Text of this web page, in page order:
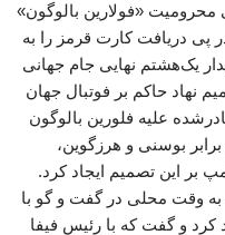
محرومیت «فولارین بالوگون»
پی دریافت کارت قرمز را به
یک‌هشتم نهایی جام جهانی
نهاد حاکم بر فوتبال جهان
علیه فلورین بالوگون
بوسنی و هرزگوین،
بر این تصمیم ایجاد کرد.
به وقت محلی در گفت و گو با
کرد و گفت که با رئیس فیفا